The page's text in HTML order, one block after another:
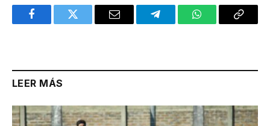
FacebookTwitter Email TelegramWhatsAppCopy
LEER MÁS